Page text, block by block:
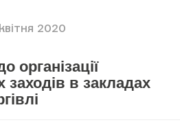
2020
організації
заходів в закладах